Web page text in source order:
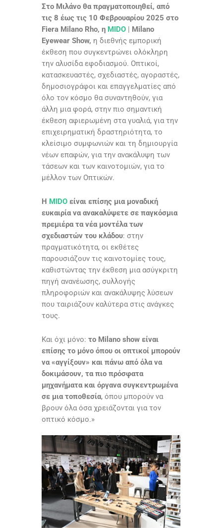
Στο Μιλάνο θα πραγματοποιηθεί, από
τις 8 έως τις 10 Φεβρουαρίου 2025 στο
Fiera Milano Rho, η MIDO | Milano
Eyewear Show, η διεθνής εμπορική
έκθεση που συγκεντρώνει ολόκληρη
την αλυσίδα εφοδιασμού. Οπτικοί,
κατασκευαστές, σχεδιαστές, αγοραστές,
δημοσιογράφοι και επαγγελματίες από
όλο τον κόσμο θα συναντηθούν, για
άλλη μια φορά, στην πιο σημαντική
έκθεση αφιερωμένη στα γυαλιά, για την
επιχειρηματική δραστηριότητα, το
κλείσιμο συμφωνιών και τη δημιουργία
νέων επαφών, για την ανακάλυψη των
τάσεων και των καινοτομιών, για το
μέλλον των Οπτικών.
Η MIDO είναι επίσης μια μοναδική
ευκαιρία να ανακαλύψετε σε παγκόσμια
πρεμιέρα τα νέα μοντέλα των
σχεδιαστών του κλάδου: στην
πραγματικότητα, οι εκθέτες
παρουσιάζουν τις καινοτομίες τους,
καθιστώντας την έκθεση μια ασύγκριτη
πηγή ανανέωσης, συλλογής
πληροφοριών και ανακάλυψης λύσεων
που ταιριάζουν καλύτερα στις ανάγκες
τους.
Και όχι μόνο: το Milano show είναι
επίσης το μόνο όπου οι οπτικοί μπορούν
να «αγγίξουν» και πάνω από όλα να
δοκιμάσουν, τα πιο πρόσφατα
μηχανήματα και όργανα συγκεντρωμένα
σε μια τοποθεσία, όπου μπορούν να
βρουν όλα όσα χρειάζονται για τον
οπτικό κόσμο.»